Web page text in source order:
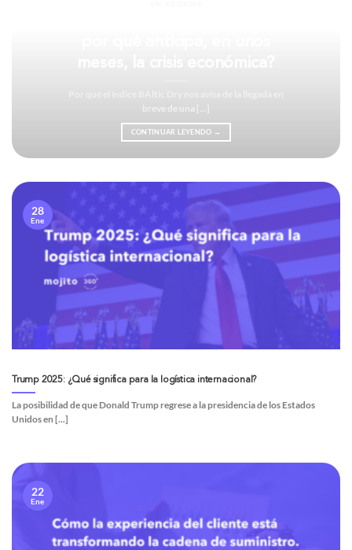
breve de una [...]
CONTINUAR LEYENDO →
Trump 2025: ¿Qué significa para la logística internacional?
La posibilidad de que Donald Trump regrese a la presidencia de los Estados
Unidos en [...]
28
Ene
22
Ene